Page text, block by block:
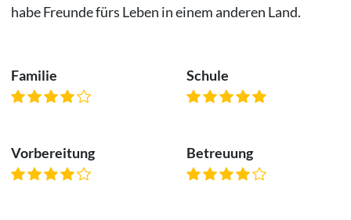
habe Freunde fürs Leben in einem anderen Land.
Familie Schule
Vorbereitung Betreuung